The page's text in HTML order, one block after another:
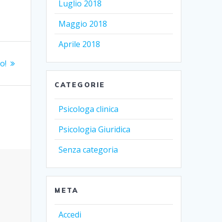
Luglio 2018
Maggio 2018
Aprile 2018
CATEGORIE
Psicologa clinica
Psicologia Giuridica
Senza categoria
META
Accedi